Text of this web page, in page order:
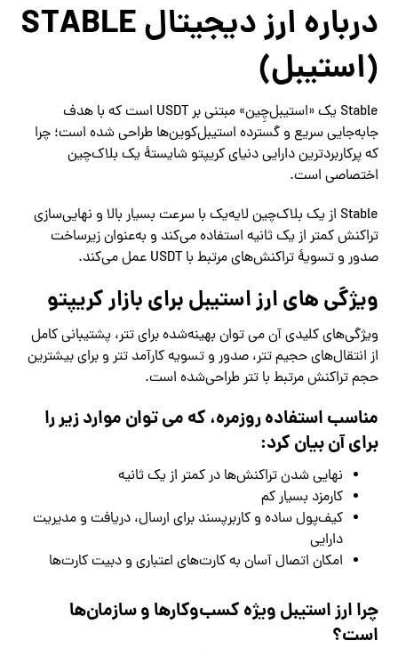
درباره ارز دیجیتال STABLE
(استیبل)
Stable یک «استیبل‌چِین» مبتنی بر USDT است که با هدف
جابه‌جایی سریع و گسترده استیبل‌کوین‌ها طراحی شده است؛ چرا
که پرکاربردترین دارایی دنیای کریپتو شایستهٔ یک بلاک‌چین
اختصاصی است.
Stable از یک بلاک‌چین لایه‌یک با سرعت بسیار بالا و نهایی‌سازی
تراکنش کمتر از یک ثانیه استفاده می‌کند و به‌عنوان زیرساخت
صدور و تسویهٔ تراکنش‌های مرتبط با USDT عمل می‌کند.
ویژگی های ارز استیبل برای بازار کریپتو
ویژگی‌های کلیدی آن می توان بهینه‌شده برای تتر، پشتیبانی کامل
از انتقال‌های حجیم تتر، صدور و تسویه کارآمد تتر و برای بیشترین
حجم تراکنش مرتبط با تتر طراحی‌شده است.
مناسب استفاده روزمره، که می توان موارد زیر را
برای آن بیان کرد:
نهایی شدن تراکنش‌ها در کمتر از یک ثانیه
کارمزد بسیار کم
کیف‌پول ساده و کاربرپسند برای ارسال، دریافت و مدیریت
دارایی
امکان اتصال آسان به کارت‌های اعتباری و دبیت کارت‌ها
چرا ارز استیبل ویژه کسب‌وکارها و سازمان‌ها
است؟